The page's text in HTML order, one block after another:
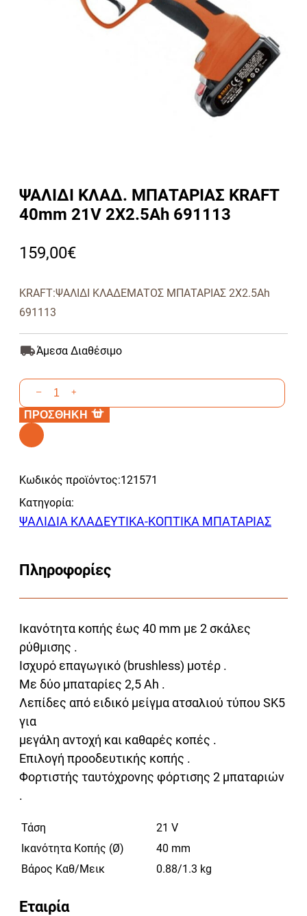
ΨΑΛΙΔΙ ΚΛΑΔ. ΜΠΑΤΑΡΙΑΣ KRAFT
40mm 21V 2Χ2.5Ah 691113
159,00€
KRAFT:ΨΑΛΙΔΙ ΚΛΑΔΕΜΑΤΟΣ ΜΠΑΤΑΡΙΑΣ 2Χ2.5Ah
691113
Άμεσα Διαθέσιμο
–
ΨΑΛΙΔΙ
ΚΛΑΔ.
21V
2Χ2.5Ah
691113
+
ΠΡΟΣΘΗΚΗ
Κωδικός προϊόντος:121571
Κατηγορία:
ΨΑΛΙΔΙΑ ΚΛΑΔΕΥΤΙΚΑ-ΚΟΠΤΙΚΑ ΜΠΑΤΑΡΙΑΣ
Πληροφορίες
Ικανότητα κοπής έως 40 mm με 2 σκάλες
ρύθμισης .
Ισχυρό επαγωγικό (brushless) μοτέρ .
Με δύο μπαταρίες 2,5 Ah .
Λεπίδες από ειδικό μείγμα ατσαλιού τύπου SK5
για
μεγάλη αντοχή και καθαρές κοπές .
Επιλογή προοδευτικής κοπής .
Φορτιστής ταυτόχρονης φόρτισης 2 μπαταριών
.
Τάση
21 V
Ικανότητα Κοπής (Ø)
40 mm
Βάρος Καθ/Μεικ
0.88/1.3 kg
Εταιρία